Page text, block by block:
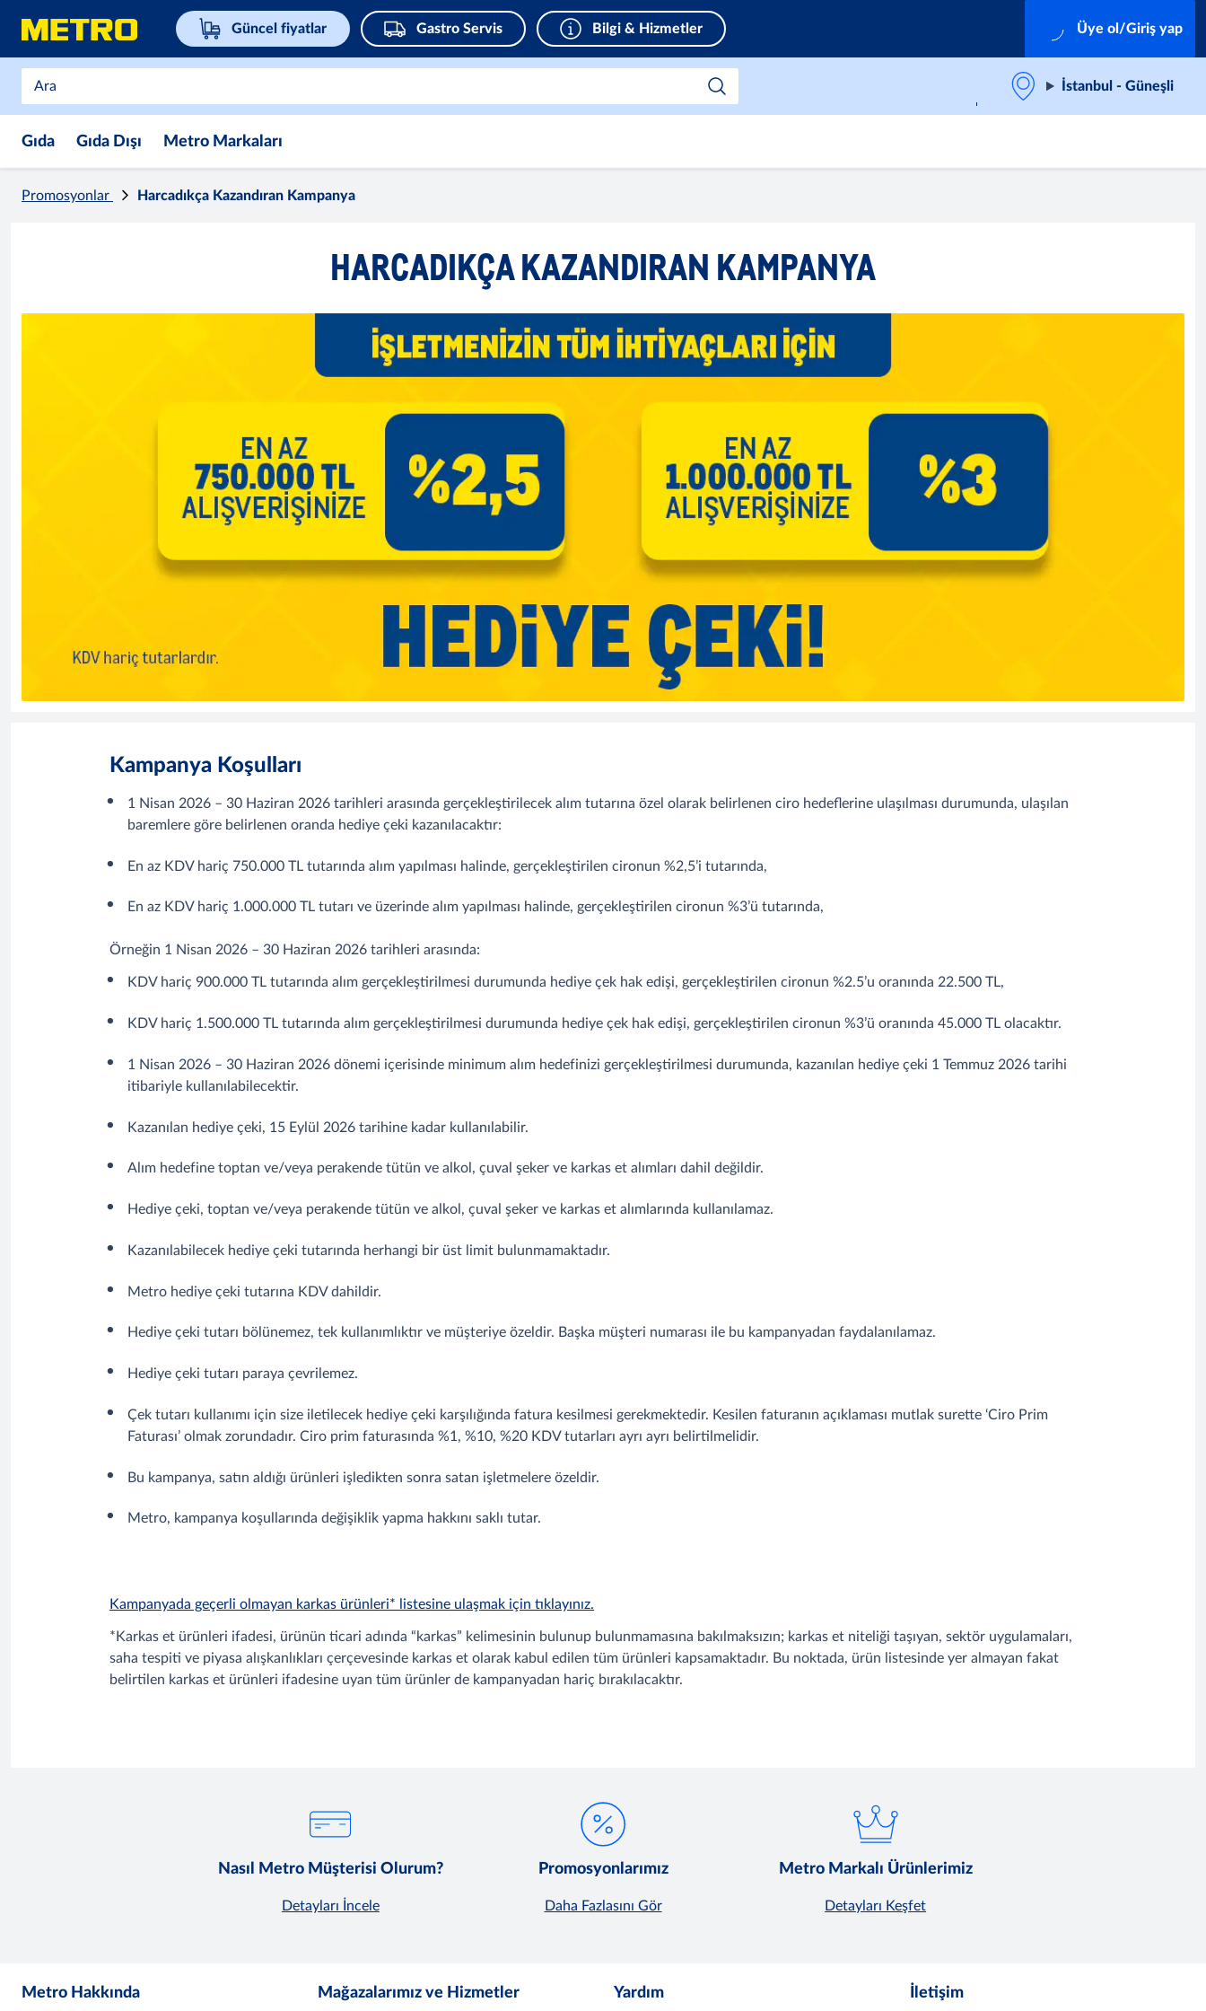
Güncel fiyatlar Gastro Servis Bilgi & Hizmetler Üye ol/Giriş yap
İstanbul - Güneşli
Gıda Gıda Dışı Metro Markaları
Promosyonlar Harcadıkça Kazandıran Kampanya
HARCADIKÇA KAZANDIRAN KAMPANYA
Kampanya Koşulları
1 Nisan 2026 – 30 Haziran 2026 tarihleri arasında gerçekleştirilecek alım tutarına özel olarak belirlenen ciro hedeflerine ulaşılması durumunda, ulaşılan
baremlere göre belirlenen oranda hediye çeki kazanılacaktır:
En az KDV hariç 750.000 TL tutarında alım yapılması halinde, gerçekleştirilen cironun %2,5’i tutarında,
En az KDV hariç 1.000.000 TL tutarı ve üzerinde alım yapılması halinde, gerçekleştirilen cironun %3’ü tutarında,
Örneğin 1 Nisan 2026 – 30 Haziran 2026 tarihleri arasında:
KDV hariç 900.000 TL tutarında alım gerçekleştirilmesi durumunda hediye çek hak edişi, gerçekleştirilen cironun %2.5’u oranında 22.500 TL,
KDV hariç 1.500.000 TL tutarında alım gerçekleştirilmesi durumunda hediye çek hak edişi, gerçekleştirilen cironun %3’ü oranında 45.000 TL olacaktır.
1 Nisan 2026 – 30 Haziran 2026 dönemi içerisinde minimum alım hedefinizi gerçekleştirilmesi durumunda, kazanılan hediye çeki 1 Temmuz 2026 tarihi
itibariyle kullanılabilecektir.
Kazanılan hediye çeki, 15 Eylül 2026 tarihine kadar kullanılabilir.
Alım hedefine toptan ve/veya perakende tütün ve alkol, çuval şeker ve karkas et alımları dahil değildir.
Hediye çeki, toptan ve/veya perakende tütün ve alkol, çuval şeker ve karkas et alımlarında kullanılamaz.
Kazanılabilecek hediye çeki tutarında herhangi bir üst limit bulunmamaktadır.
Metro hediye çeki tutarına KDV dahildir.
Hediye çeki tutarı bölünemez, tek kullanımlıktır ve müşteriye özeldir. Başka müşteri numarası ile bu kampanyadan faydalanılamaz.
Hediye çeki tutarı paraya çevrilemez.
Çek tutarı kullanımı için size iletilecek hediye çeki karşılığında fatura kesilmesi gerekmektedir. Kesilen faturanın açıklaması mutlak surette ‘Ciro Prim
Faturası’ olmak zorundadır. Ciro prim faturasında %1, %10, %20 KDV tutarları ayrı ayrı belirtilmelidir.
Bu kampanya, satın aldığı ürünleri işledikten sonra satan işletmelere özeldir.
Metro, kampanya koşullarında değişiklik yapma hakkını saklı tutar.
Kampanyada geçerli olmayan karkas ürünleri* listesine ulaşmak için tıklayınız.
*Karkas et ürünleri ifadesi, ürünün ticari adında “karkas” kelimesinin bulunup bulunmamasına bakılmaksızın; karkas et niteliği taşıyan, sektör uygulamaları,
saha tespiti ve piyasa alışkanlıkları çerçevesinde karkas et olarak kabul edilen tüm ürünleri kapsamaktadır. Bu noktada, ürün listesinde yer almayan fakat
belirtilen karkas et ürünleri ifadesine uyan tüm ürünler de kampanyadan hariç bırakılacaktır.
Nasıl Metro Müşterisi Olurum?
Detayları İncele
Promosyonlarımız
Daha Fazlasını Gör
Metro Markalı Ürünlerimiz
Detayları Keşfet
Metro Hakkında Mağazalarımız ve Hizmetler Yardım İletişim